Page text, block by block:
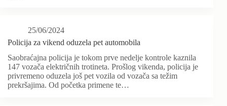
25/06/2024
Policija za vikend oduzela pet automobila
Saobraćajna policija je tokom prve nedelje kontrole kaznila
147 vozača električnih trotineta. Prošlog vikenda, policija je
privremeno oduzela još pet vozila od vozača sa težim
prekršajima. Od početka primene te…